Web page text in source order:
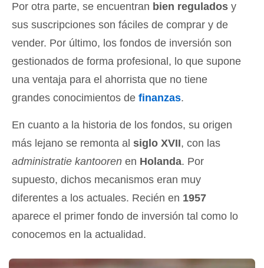
Por otra parte, se encuentran bien regulados y
sus suscripciones son fáciles de comprar y de
vender. Por último, los fondos de inversión son
gestionados de forma profesional, lo que supone
una ventaja para el ahorrista que no tiene
grandes conocimientos de finanzas.
En cuanto a la historia de los fondos, su origen
más lejano se remonta al siglo XVII, con las
administratie kantooren en Holanda. Por
supuesto, dichos mecanismos eran muy
diferentes a los actuales. Recién en 1957
aparece el primer fondo de inversión tal como lo
conocemos en la actualidad.